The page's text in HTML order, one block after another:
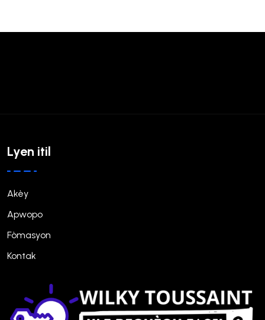
Lyen itil
Akèy
Apwopo
Fòmasyon
Kontak